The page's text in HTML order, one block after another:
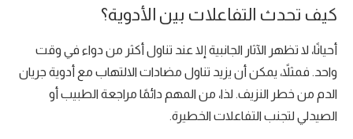
كيف تحدث التفاعلات بين الأدوية؟
أحيانًا، لا تظهر الآثار الجانبية إلا عند تناول أكثر من دواء في وقت
واحد. فمثلاً، يمكن أن يزيد تناول مضادات الالتهاب مع أدوية جريان
الدم من خطر النزيف. لذا، من المهم دائمًا مراجعة الطبيب أو
الصيدلي لتجنب التفاعلات الخطيرة.